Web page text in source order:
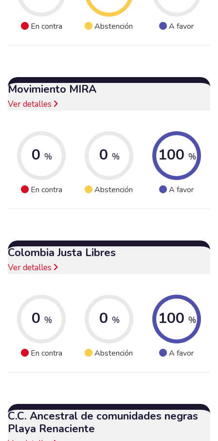
En contra Abstención A favor
Movimiento MIRA
Ver detalles
0 %
En contra
0 %
Abstención
100 %
A favor
Colombia Justa Libres
Ver detalles
0 %
En contra
0 %
Abstención
100 %
A favor
C.C. Ancestral de comunidades negras
Playa Renaciente